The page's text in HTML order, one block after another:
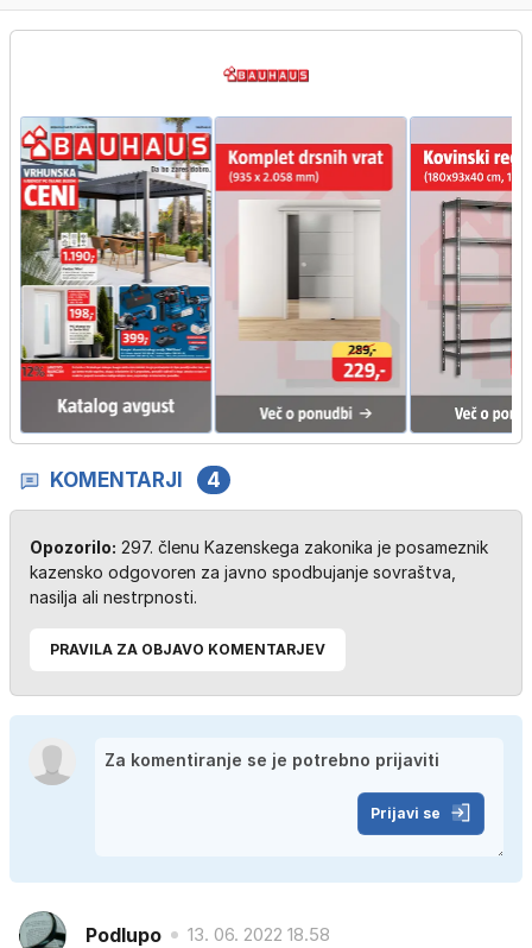
KOMENTARJI 4
Opozorilo: 297. členu Kazenskega zakonika je posameznik
kazensko odgovoren za javno spodbujanje sovraštva,
nasilja ali nestrpnosti.
PRAVILA ZA OBJAVO KOMENTARJEV
Prijavi se
Podlupo 13. 06. 2022 18.58